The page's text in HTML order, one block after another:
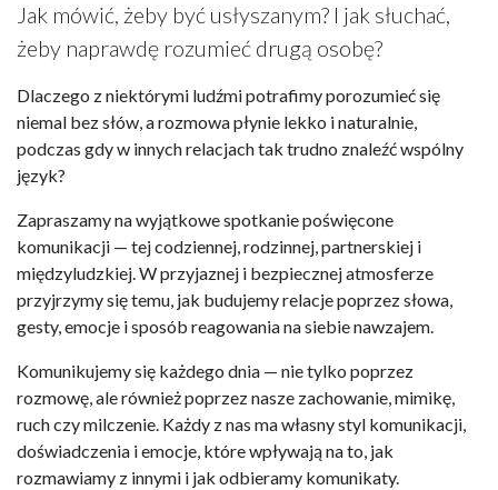
Jak mówić, żeby być usłyszanym? I jak słuchać,
żeby naprawdę rozumieć drugą osobę?
Dlaczego z niektórymi ludźmi potrafimy porozumieć się
niemal bez słów, a rozmowa płynie lekko i naturalnie,
podczas gdy w innych relacjach tak trudno znaleźć wspólny
język?
Zapraszamy na wyjątkowe spotkanie poświęcone
komunikacji — tej codziennej, rodzinnej, partnerskiej i
międzyludzkiej. W przyjaznej i bezpiecznej atmosferze
przyjrzymy się temu, jak budujemy relacje poprzez słowa,
gesty, emocje i sposób reagowania na siebie nawzajem.
Komunikujemy się każdego dnia — nie tylko poprzez
rozmowę, ale również poprzez nasze zachowanie, mimikę,
ruch czy milczenie. Każdy z nas ma własny styl komunikacji,
doświadczenia i emocje, które wpływają na to, jak
rozmawiamy z innymi i jak odbieramy komunikaty.